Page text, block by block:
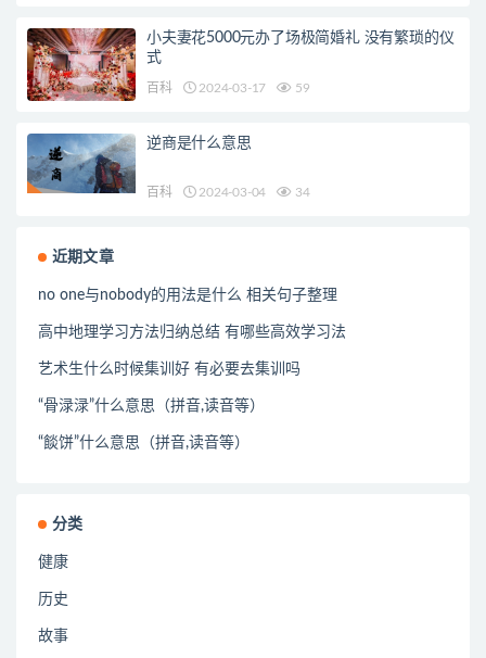
小夫妻花5000元办了场极简婚礼 没有繁琐的仪
式
百科 2024-03-17 59
逆商是什么意思
百科 2024-03-04 34
近期文章
no one与nobody的用法是什么 相关句子整理
高中地理学习方法归纳总结 有哪些高效学习法
艺术生什么时候集训好 有必要去集训吗
“骨渌渌”什么意思（拼音,读音等）
“餤饼”什么意思（拼音,读音等）
分类
健康
历史
故事